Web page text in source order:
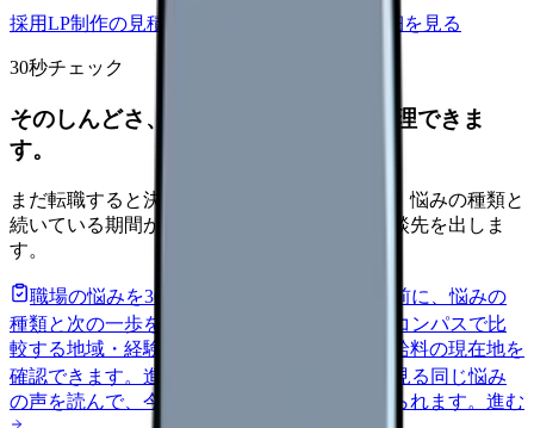
採用LP制作の見積もりを依頼 サービス詳細を見る
30秒チェック
そのしんどさ、転職すべきサインか整理できま
す。
まだ転職すると決めていなくても大丈夫です。悩みの種類と
続いている期間から、次に見るべき記事と相談先を出しま
す。
職場の悩みを30秒で診断
辞めるべきか迷う前に、悩みの
種類と次の一歩を整理します。
給料コンパスで比
較する地域・経験年数・施設形態から、今の給料の現在地を
確認できます。 進む 匿名掲示板で本音を見る 同じ悩み
の声を読んで、今の職場だけの問題か確かめられます。 進む